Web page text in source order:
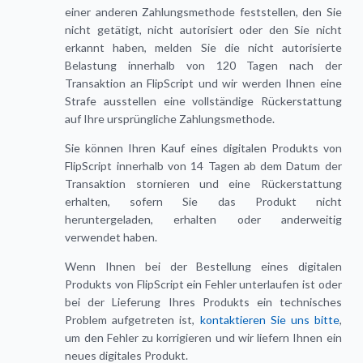
einer anderen Zahlungsmethode feststellen, den Sie
nicht getätigt, nicht autorisiert oder den Sie nicht
erkannt haben, melden Sie die nicht autorisierte
Belastung innerhalb von 120 Tagen nach der
Transaktion an FlipScript und wir werden Ihnen eine
Strafe ausstellen eine vollständige Rückerstattung
auf Ihre ursprüngliche Zahlungsmethode.
Sie können Ihren Kauf eines digitalen Produkts von
FlipScript innerhalb von 14 Tagen ab dem Datum der
Transaktion stornieren und eine Rückerstattung
erhalten, sofern Sie das Produkt nicht
heruntergeladen, erhalten oder anderweitig
verwendet haben.
Wenn Ihnen bei der Bestellung eines digitalen
Produkts von FlipScript ein Fehler unterlaufen ist oder
bei der Lieferung Ihres Produkts ein technisches
Problem aufgetreten ist, kontaktieren Sie uns bitte,
um den Fehler zu korrigieren und wir liefern Ihnen ein
neues digitales Produkt.